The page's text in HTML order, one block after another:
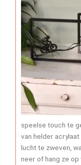
speelse touch te
van helder
lucht te zweven,
neer of hang ze